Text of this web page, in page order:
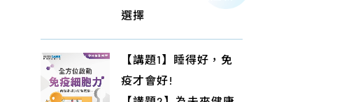
選擇
【講題1】睡得好，免
疫才會好!